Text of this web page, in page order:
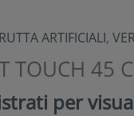
ARTIFICIALI,
TOUCH
per